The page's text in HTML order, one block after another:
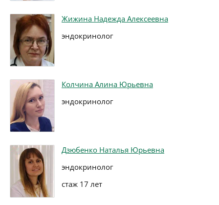
Жижина Надежда Алексеевна
эндокринолог
Колчина Алина Юрьевна
эндокринолог
Дзюбенко Наталья Юрьевна
эндокринолог
стаж 17 лет